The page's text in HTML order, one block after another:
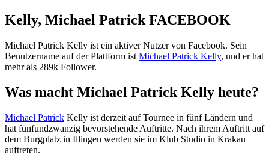
Kelly, Michael Patrick FACEBOOK
Michael Patrick Kelly ist ein aktiver Nutzer von Facebook. Sein
Benutzername auf der Plattform ist Michael Patrick Kelly, und er hat
mehr als 289k Follower.
Was macht Michael Patrick Kelly heute?
Michael Patrick Kelly ist derzeit auf Tournee in fünf Ländern und
hat fünfundzwanzig bevorstehende Auftritte. Nach ihrem Auftritt auf
dem Burgplatz in Illingen werden sie im Klub Studio in Krakau
auftreten.